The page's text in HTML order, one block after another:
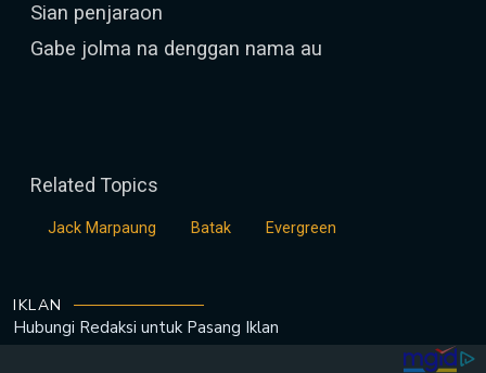
Sian penjaraon
Gabe jolma na denggan nama au
Related Topics
Jack Marpaung Batak Evergreen
IKLAN
Hubungi Redaksi untuk Pasang Iklan